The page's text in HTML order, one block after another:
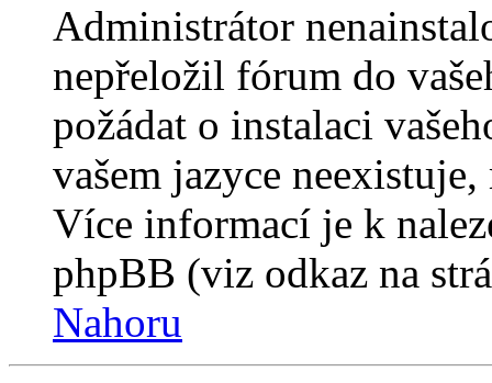
Administrátor
nepřeložil fórum do
požádat o instalaci
vašem jazyce
Více informací je k
phpBB (viz odkaz na
Nahoru